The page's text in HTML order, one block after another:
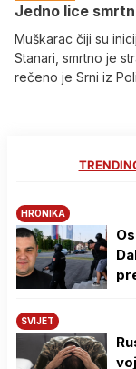
Јedno lice
Muškarac čiji su
Stanari, smrtno je
rečeno je Srni iz
HRONIKA
SVIJET